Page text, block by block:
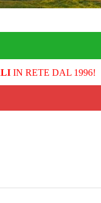
IN RETE DAL 1996!